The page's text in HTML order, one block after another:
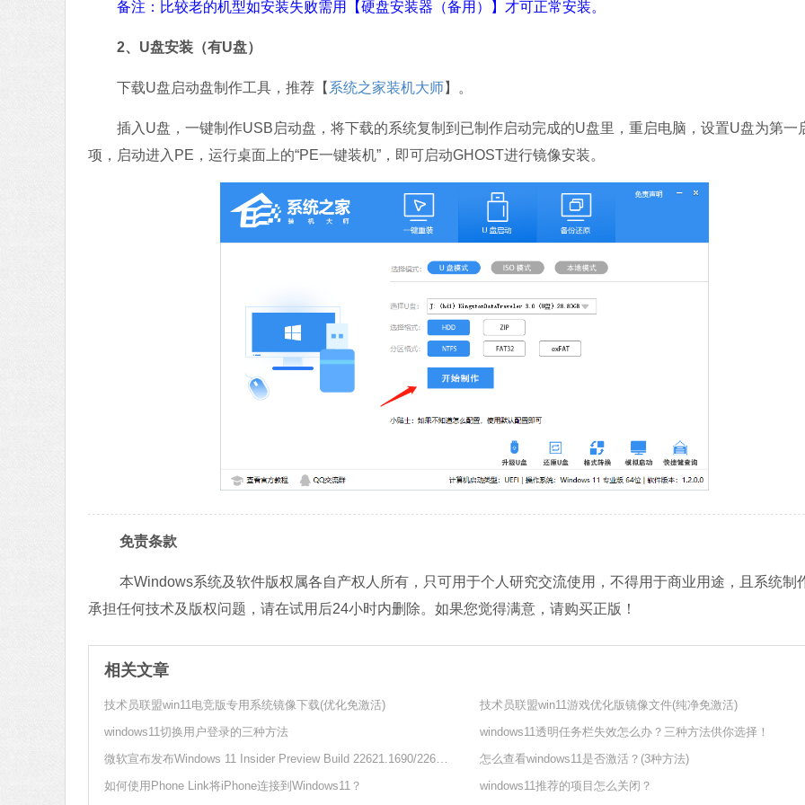
备注：比较老的机型如安装失败需用【硬盘安装器（备用）】才可正常安装。
2、U盘安装（有U盘）
下载U盘启动盘制作工具，推荐【 系统之家装机大师】。
插入U盘，一键制作USB启动盘，将下载的系统复制到已制作启动完成的U盘里，重启电脑，设置U盘为第一
项，启动进入PE，运行桌面上的“PE一键装机”，即可启动GHOST进行镜像安装。
免责条款
本Windows系统及软件版权属各自产权人所有，只可用于个人研究交流使用，不得用于商业用途，且系统制
承担任何技术及版权问题，请在试用后24小时内删除。如果您觉得满意，请购买正版！
相关文章
技术员联盟win11电竞版专用系统镜像下载(优化免激活)
技术员联盟win11游戏优化版镜像文件(纯净免激活)
windows11切换用户登录的三种方法
windows11透明任务栏失效怎么办？三种方法供你选择！
微软宣布发布Windows 11 Insider Preview Build 22621.1690/22624.1690！
怎么查看windows11是否激活？(3种方法)
如何使用Phone Link将iPhone连接到Windows11？
windows11推荐的项目怎么关闭？